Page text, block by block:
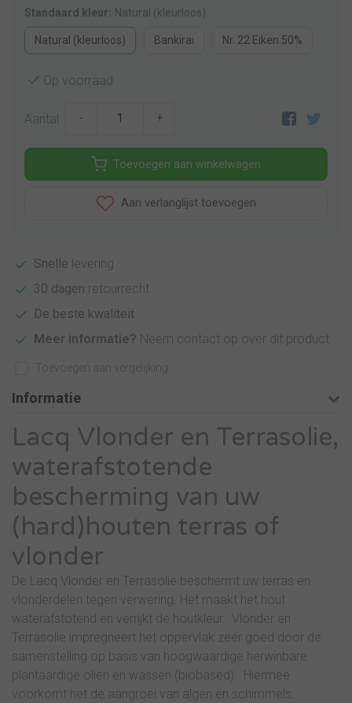
Standaard kleur: Natural (kleurloos)
Natural (kleurloos) Bankirai Nr. 22 Eiken 50%
Op voorraad
Aantal - +
Toevoegen aan winkelwagen
Aan verlanglijst toevoegen
Snelle levering
30 dagen retourrecht
De beste kwaliteit
Meer informatie? Neem contact op over dit product
Toevoegen aan vergelijking
Informatie
Lacq Vlonder en Terrasolie,
waterafstotende
bescherming van uw
(hard)houten terras of
vlonder
De Lacq Vlonder en Terrasolie beschermt uw terras en
vlonderdelen tegen verwering. Het maakt het hout
waterafstotend en verrijkt de houtkleur. Vlonder en
Terrasolie impregneert het oppervlak zeer goed door de
samenstelling op basis van hoogwaardige herwinbare
plantaardige oliën en wassen (biobased). Hiermee
voorkomt het de aangroei van algen en schimmels.